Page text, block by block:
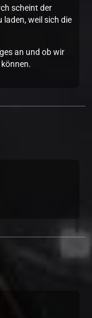
scheint der
laden, weil sich die
an und ob wir